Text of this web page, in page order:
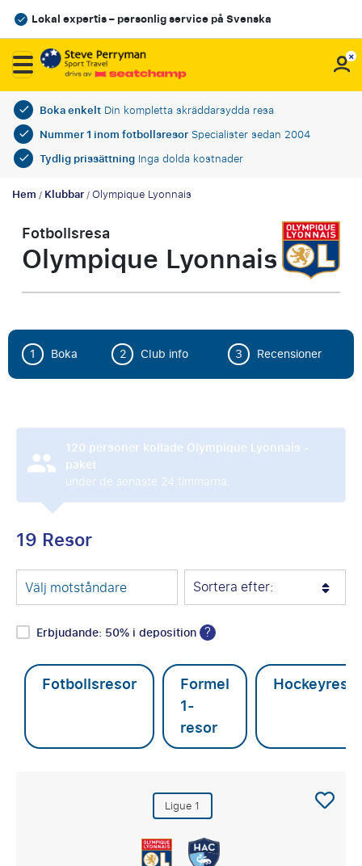
Lokal expertis – personlig service på Svenska
Boka enkeltDin kompletta skräddarsydda resa
Nummer 1 inom fotbollsresorSpecialister sedan 2004
Tydlig prissättningInga dolda kostnader
Hem/Klubbar/Olympique Lyonnais
Fotbollsresa
Olympique Lyonnais
1 Boka 2 Club info 3 Recensioner
120 personer kollade Olympique Lyonnais -
paket
under de senaste 24 timmarna.
19 Resor
Välj motståndare Sortera efter:
Erbjudande: 50% i deposition ?
Fotbollsresor Formel
1-
resor
Hockeyresor
Ligue 1